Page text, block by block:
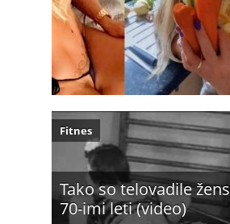
Tako so telovadile
70-imi leti (video)
Fitnes